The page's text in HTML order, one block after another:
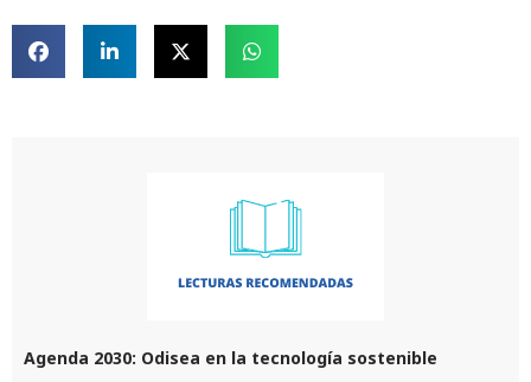
Agenda 2030: Odisea en la tecnología sostenible